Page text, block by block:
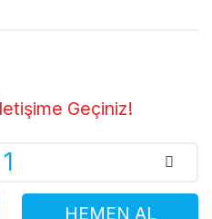
Geçiniz!
HEMEN AL